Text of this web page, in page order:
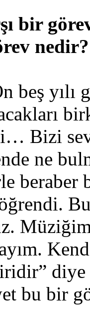
bir
nedir?
beş yılı
Bizi
ne
beraber
diye
bu bir